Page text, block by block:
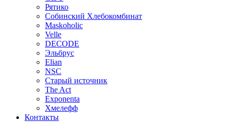
Рятико
Собинский Хлебокомбинат
Maskoholic
Velle
DECODE
Эльбрус
Elian
NSC
Старый источник
The Act
Exponenta
Хмелефф
Контакты